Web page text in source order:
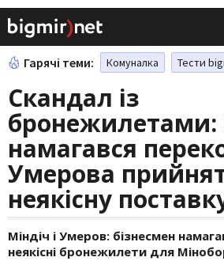
Гарячі теми: Комуналка Тести
Скандал із
бронежилетами:
намагався
Умерова
неякісну
Міндіч і Умеров: бізнесмен
неякісні бронежилети для